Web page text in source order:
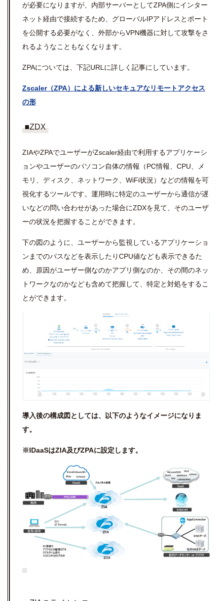
が必要になりますが、内部サーバーとしてZPA側にインター
ネット経由で接続するため、グローバルIPアドレスとポート
を公開する必要がなく、外部からVPN機器に対して攻撃をさ
れるようなこともなくなります。
ZPAについては、下記URLに詳しく記事にしています。
Zscaler（ZPA）による新しいセキュアなリモートアクセス
の形
■ZDX
ZIAやZPAでユーザーがZscaler経由で利用するアプリケーシ
ョンやユーザーのパソコン自体の情報（PC情報、CPU、メ
モリ、ディスク、ネットワーク、WiFi状況）などの情報を可
視化するツールです。運用時に特定のユーザーから通信が遅
いなどの問い合わせがあった場合にZDXを見て、そのユーザ
ーの状況を把握することができます。
下の図のように、ユーザーから監視しているアプリケーショ
ンまでのパスなどを表示したりCPU値なども表示できるた
め、原因がユーザー側なのかアプリ側なのか、その間のネッ
トワークなのかなども含めて把握して、特定と対処をするこ
とができます。
導入後の構成図としては、以下のようなイメージになりま
す。
※IDaaSはZIA及びZPAに設定します。